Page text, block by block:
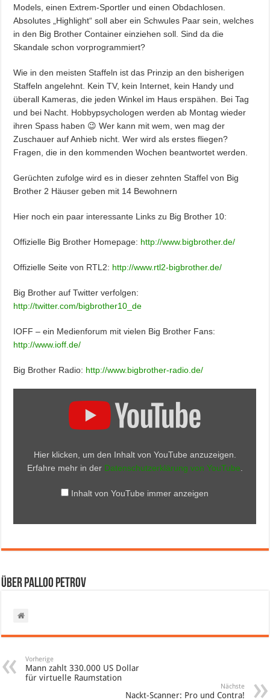
Models, einen Extrem-Sportler und einen Obdachlosen.
Absolutes „Highlight“ soll aber ein Schwules Paar sein, welches
in den Big Brother Container einziehen soll. Sind da die
Skandale schon vorprogrammiert?
Wie in den meisten Staffeln ist das Prinzip an den bisherigen
Staffeln angelehnt. Kein TV, kein Internet, kein Handy und
überall Kameras, die jeden Winkel im Haus erspähen. Bei Tag
und bei Nacht. Hobbypsychologen werden ab Montag wieder
ihren Spass haben 😉 Wer kann mit wem, wen mag der
Zuschauer auf Anhieb nicht. Wer wird als erstes fliegen?
Fragen, die in den kommenden Wochen beantwortet werden.
Gerüchten zufolge wird es in dieser zehnten Staffel von Big
Brother 2 Häuser geben mit 14 Bewohnern
Hier noch ein paar interessante Links zu Big Brother 10:
Offizielle Big Brother Homepage: http://www.bigbrother.de/
Offizielle Seite von RTL2: http://www.rtl2-bigbrother.de/
Big Brother auf Twitter verfolgen:
http://twitter.com/bigbrother10_de
IOFF – ein Medienforum mit vielen Big Brother Fans:
http://www.ioff.de/
Big Brother Radio: http://www.bigbrother-radio.de/
Hier klicken, um den Inhalt von YouTube anzuzeigen.
Erfahre mehr in der Datenschutzerklärung von YouTube
Inhalt von YouTube immer anzeigen
Über Palloo Petrov
Vorherige
Mann zahlt 330.000 US Dollar
für virtuelle Raumstation
Nächste
Nackt-Scanner: Pro und Contra!